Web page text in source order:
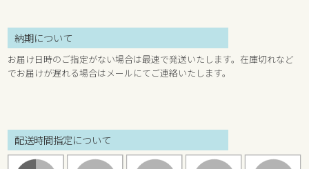
納期について
お届け日時のご指定がない場合は最速で発送いたします。在庫切れなど
でお届けが遅れる場合はメールにてご連絡いたします。
配送時間指定について